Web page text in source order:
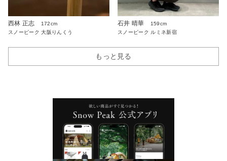
西林 正志
172cm
スノーピーク 大阪りんくう
石井 晴華
159cm
スノーピーク ルミネ新宿
もっと見る